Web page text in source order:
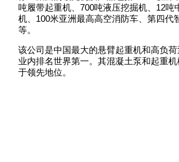
吨履带起重机、700吨液压挖掘机、12吨
机、100米亚洲最高高空消防车、第四代
等。
该公司是中国最大的悬臂起重机和高负
业内排名世界第一。其混凝土泵和起重
于领先地位。